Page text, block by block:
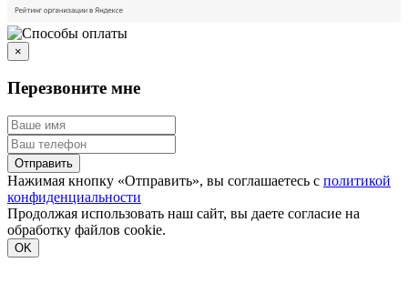
×
Перезвоните мне
Отправить
Нажимая кнопку «Отправить», вы соглашаетесь с политикой
конфиденциальности
Продолжая использовать наш сайт, вы даете согласие на
обработку файлов cookie.
OK